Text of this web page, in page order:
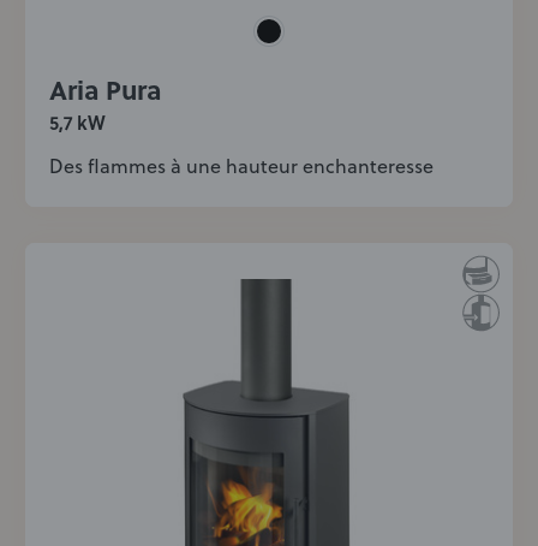
Aria Pura
5,7 kW
Des flammes à une hauteur enchanteresse